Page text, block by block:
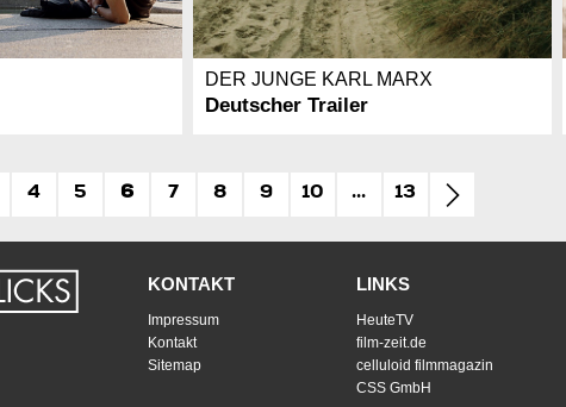
DER JUNGE KARL MARX
Deutscher Trailer
4 5 6 7 8 9 10 ... 13
KONTAKT
Impressum
Kontakt
Sitemap
LINKS
HeuteTV
film-zeit.de
celluloid filmmagazin
CSS GmbH